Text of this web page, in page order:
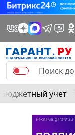
Бюджетный учет